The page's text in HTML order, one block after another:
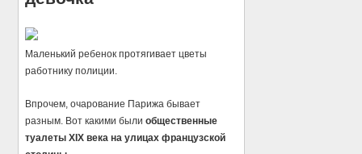
Маленький ребенок протягивает цветы
работнику полиции.
Впрочем, очарование Парижа бывает
разным. Вот какими былиобщественные
туалеты XIX века на улицах французской